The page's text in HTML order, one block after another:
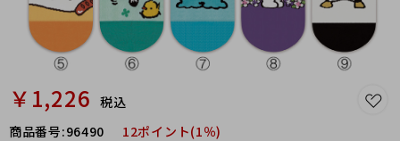
￥1,226 税込
商品番号:96490 12ポイント(1％)